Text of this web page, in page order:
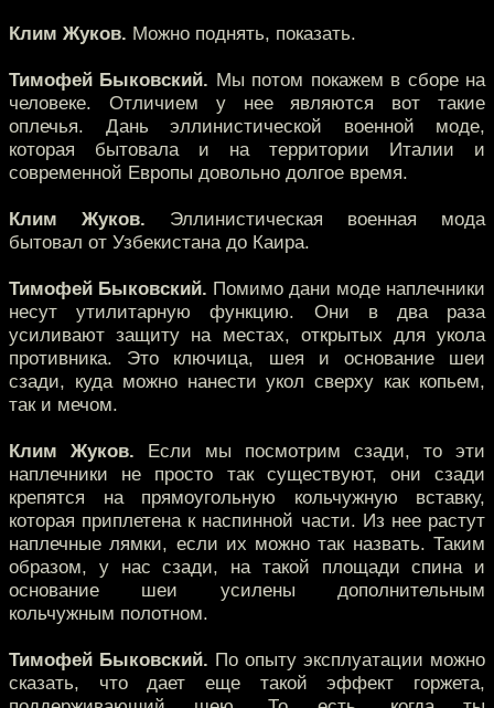
Клим Жуков. Можно поднять, показать.
Тимофей Быковский. Мы потом покажем в сборе на
человеке. Отличием у нее являются вот такие
оплечья. Дань эллинистической военной моде,
которая бытовала и на территории Италии и
современной Европы довольно долгое время.
Клим Жуков. Эллинистическая военная мода
бытовал от Узбекистана до Каира.
Тимофей Быковский. Помимо дани моде наплечники
несут утилитарную функцию. Они в два раза
усиливают защиту на местах, открытых для укола
противника. Это ключица, шея и основание шеи
сзади, куда можно нанести укол сверху как копьем,
так и мечом.
Клим Жуков. Если мы посмотрим сзади, то эти
наплечники не просто так существуют, они сзади
крепятся на прямоугольную кольчужную вставку,
которая приплетена к наспинной части. Из нее растут
наплечные лямки, если их можно так назвать. Таким
образом, у нас сзади, на такой площади спина и
основание шеи усилены дополнительным
кольчужным полотном.
Тимофей Быковский. По опыту эксплуатации можно
сказать, что дает еще такой эффект горжета,